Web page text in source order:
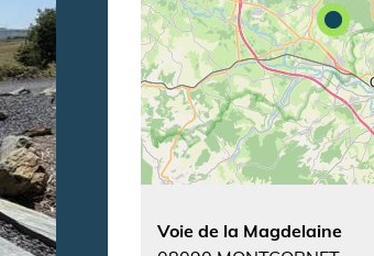
Voie de la Magdelaine